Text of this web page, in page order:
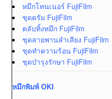
หมึกโทนเนอร์ FujiFilm
ชุดดรัม FujiFilm
ตลับทิ้งหมึก FujiFilm
ชุดสายพานลำเลียง FujiFilm
ชุดทำความร้อน FujiFilm
ชุดบำรุงรักษา FujiFilm
หมึกพิมพ์ OKI